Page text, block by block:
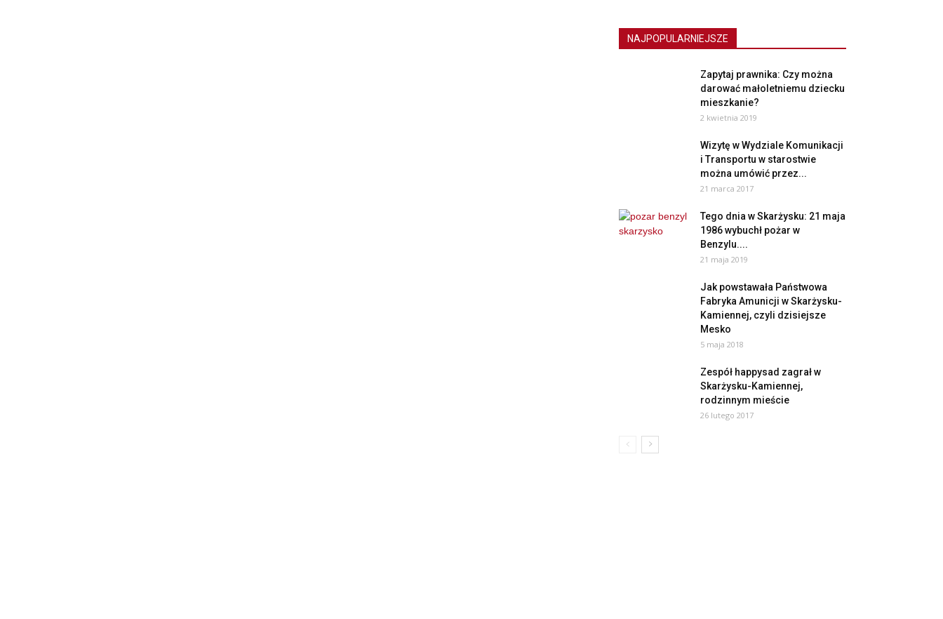
NAJPOPULARNIEJSZE
Zapytaj prawnika: Czy można
darować małoletniemu dziecku
mieszkanie?
2 kwietnia 2019
Wizytę w Wydziale Komunikacji
i Transportu w starostwie
można umówić przez...
21 marca 2017
Tego dnia w Skarżysku: 21 maja
1986 wybuchł pożar w
Benzylu....
21 maja 2019
Jak powstawała Państwowa
Fabryka Amunicji w Skarżysku-
Kamiennej, czyli dzisiejsze
Mesko
5 maja 2018
Zespół happysad zagrał w
Skarżysku-Kamiennej,
rodzinnym mieście
26 lutego 2017